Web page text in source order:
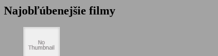
Najobľúbenejšie filmy